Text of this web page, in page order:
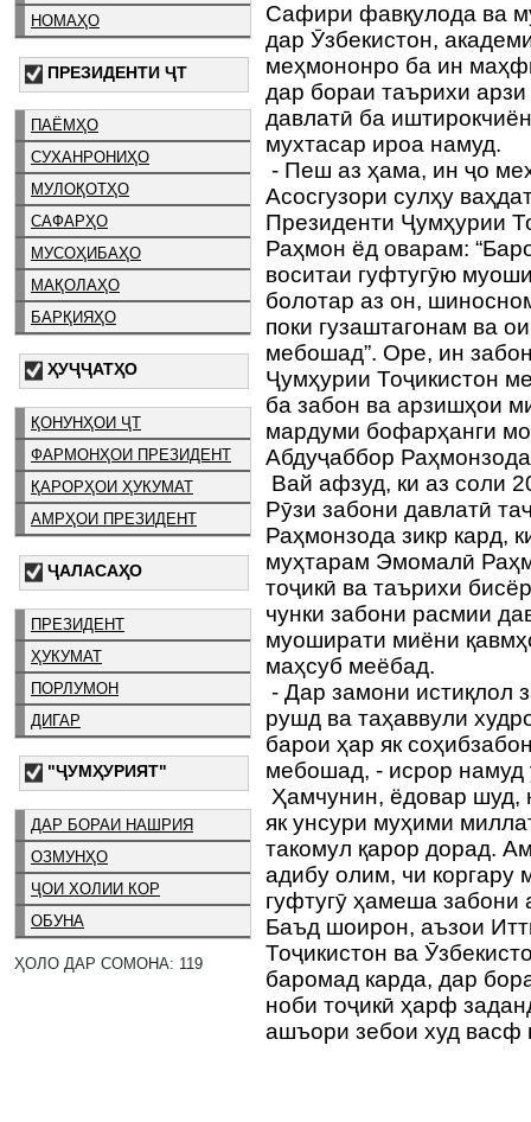
НОМАҲО
ПРЕЗИДЕНТИ ҶТ
ПАЁМҲО
СУХАНРОНИҲО
МУЛОҚОТҲО
САФАРҲО
МУСОҲИБАҲО
МАҚОЛАҲО
БАРҚИЯҲО
ҲУҶҶАТҲО
ҚОНУНҲОИ ҶТ
ФАРМОНҲОИ ПРЕЗИДЕНТ
ҚАРОРҲОИ ҲУКУМАТ
АМРҲОИ ПРЕЗИДЕНТ
ҶАЛАСАҲО
ПРЕЗИДЕНТ
ҲУКУМАТ
ПОРЛУМОН
ДИГАР
"ҶУМҲУРИЯТ"
ДАР БОРАИ НАШРИЯ
ОЗМУНҲО
ҶОИ ХОЛИИ КОР
ОБУНА
ҲОЛО ДАР СОМОНА: 119
Сафири фавқулода ва
дар Ӯзбекистон,
меҳмононро ба ин
дар бораи таърихи
давлатӣ ба
мухтасар ироа намуд.
- Пеш аз ҳама, ин ҷо
Асосгузори сулҳу
Президенти Ҷумҳурии
Раҳмон ёд оварам:
воситаи гуфтугӯю
болотар аз он,
поки гузаштагонам ва
мебошад”. Оре, ин
Ҷумҳурии Тоҷикистон
ба забон ва арзишҳои
мардуми бофарҳанги
Абдуҷаббор
Вай афзуд, ки аз соли
Рӯзи забони давлатӣ
Раҳмонзода зикр кард,
муҳтарам Эмомалӣ
тоҷикӣ ва таърихи
чунки забони расмии
муоширати миёни
маҳсуб меёбад.
- Дар замони истиқлол
рушд ва таҳаввули
барои ҳар як
мебошад, - исрор намуд
Ҳамчунин, ёдовар шуд,
як унсури муҳими
такомул қарор дорад.
адибу олим, чи коргару
гуфтугӯ ҳамеша забони
Баъд шоирон, аъзои
Тоҷикистон ва
баромад карда, дар
ноби тоҷикӣ ҳарф
ашъори зебои худ васф